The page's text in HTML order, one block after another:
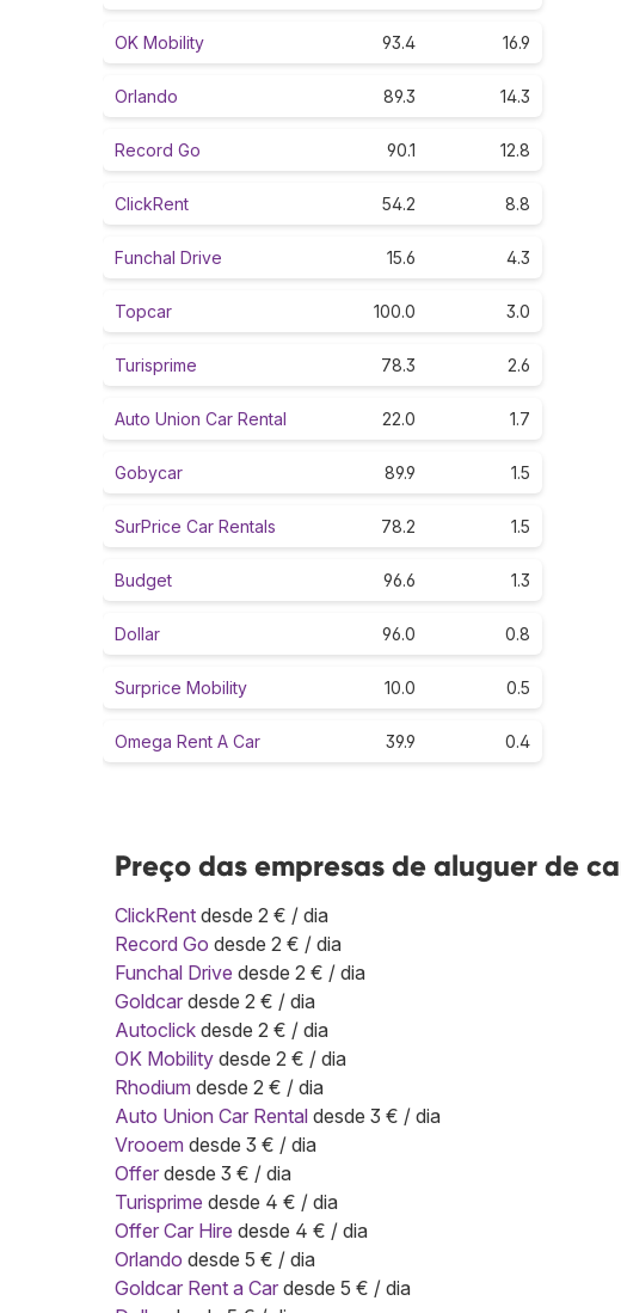
OK Mobility 93.4 16.9
Orlando 89.3 14.3
Record Go 90.1 12.8
ClickRent 54.2 8.8
Funchal Drive 15.6 4.3
Topcar 100.0 3.0
Turisprime 78.3 2.6
Auto Union Car Rental 22.0 1.7
Gobycar 89.9 1.5
SurPrice Car Rentals 78.2 1.5
Budget 96.6 1.3
Dollar 96.0 0.8
Surprice Mobility 10.0 0.5
Omega Rent A Car 39.9 0.4
Preço das empresas de aluguer de
ClickRent desde 2 € / dia
Record Go desde 2 € / dia
Funchal Drive desde 2 € / dia
Goldcar desde 2 € / dia
Autoclick desde 2 € / dia
OK Mobility desde 2 € / dia
Rhodium desde 2 € / dia
Auto Union Car Rental desde 3 € / dia
Vrooem desde 3 € / dia
Offer desde 3 € / dia
Turisprime desde 4 € / dia
Offer Car Hire desde 4 € / dia
Orlando desde 5 € / dia
Goldcar Rent a Car desde 5 € / dia